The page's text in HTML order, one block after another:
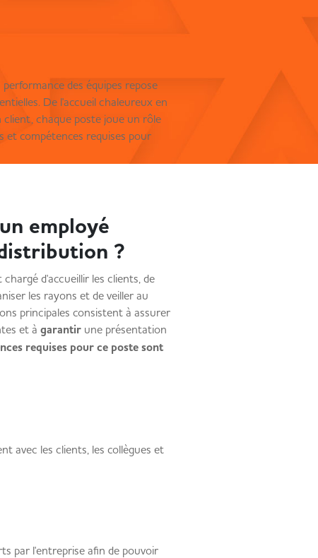
des équipes repose
De l'accueil chaleureux en
client, chaque poste joue un rôle
et compétences requises pour
employé
distribution ?
d'accueillir les clients, de
les rayons et de veiller au
principales consistent à assurer
et à garantir une présentation
requises pour ce poste sont
avec les clients, les collègues et
par l'entreprise afin de pouvoir